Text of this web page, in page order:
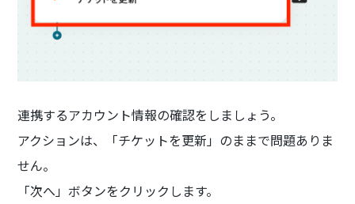
連携するアカウント情報の確認をしましょう。
アクションは、「チケットを更新」のままで問題ありま
せん。
「次へ」ボタンをクリックします。